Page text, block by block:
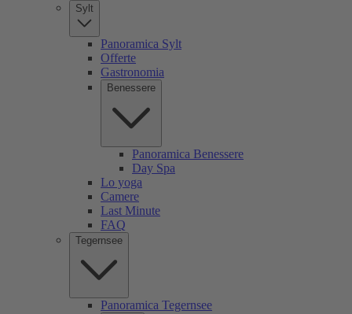
Sylt
Panoramica Sylt
Offerte
Gastronomia
Benessere
Panoramica Benessere
Day Spa
Lo yoga
Camere
Last Minute
FAQ
Tegernsee
Panoramica Tegernsee